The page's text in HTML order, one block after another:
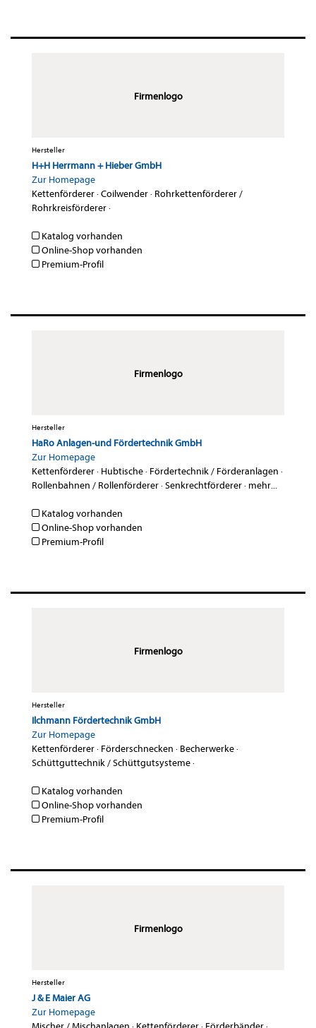
Firmenlogo
Hersteller
H+H Herrmann + Hieber GmbH
Zur Homepage
Kettenförderer·Coilwender· Rohrkettenförderer /
Rohrkreisförderer·
Katalog vorhanden
Online-Shop vorhanden
Premium-Profil
Firmenlogo
Hersteller
HaRo Anlagen-und Fördertechnik GmbH
Zur Homepage
Kettenförderer· Hubtische· Fördertechnik / Förderanlagen ·
Rollenbahnen / Rollenförderer·Senkrechtförderer· mehr...
Katalog vorhanden
Online-Shop vorhanden
Premium-Profil
Firmenlogo
Hersteller
Ilchmann Fördertechnik GmbH
Zur Homepage
Kettenförderer· Förderschnecken · Becherwerke·
Schüttguttechnik / Schüttgutsysteme·
Katalog vorhanden
Online-Shop vorhanden
Premium-Profil
Firmenlogo
Hersteller
J & E Maier AG
Zur Homepage